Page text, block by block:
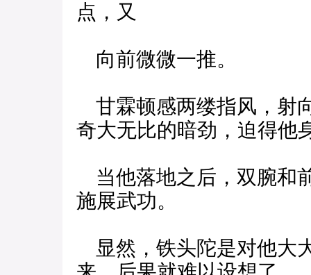
点，又
向前微微一推。
甘霖顿感两缕指风，射
奇大无比的暗劲，迫得他
当他落地之后，双腕和
施展武功。
显然，铁头陀是对他大